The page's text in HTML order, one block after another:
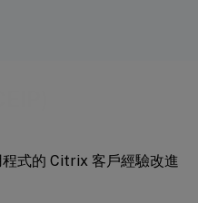
式的 Citrix 客戶經驗改進